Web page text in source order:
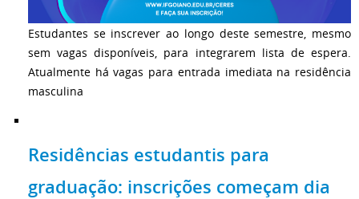
Estudantes se inscrever ao longo deste semestre, mesmo
sem vagas disponíveis, para integrarem lista de espera.
Atualmente há vagas para entrada imediata na residência
masculina
Residências estudantis para
graduação: inscrições começam dia